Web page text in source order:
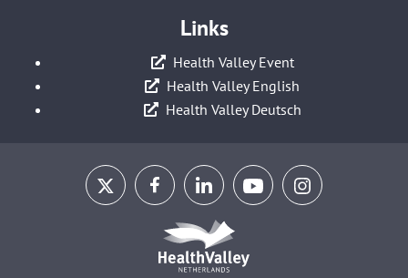
Links
Health Valley Event
Health Valley English
Health Valley Deutsch